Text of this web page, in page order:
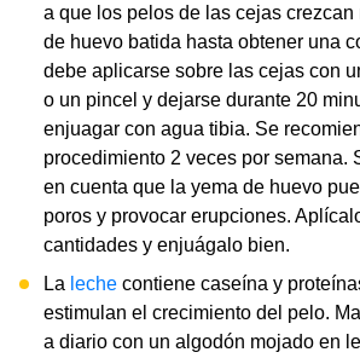
a que los pelos de las cejas crezcan
de huevo batida hasta obtener una
debe aplicarse sobre las cejas con
o un pincel y dejarse durante 20
enjuagar con agua tibia. Se
procedimiento 2 veces por semana.
en cuenta que la yema de huevo
poros y provocar erupciones.
cantidades y enjuágalo bien.
La leche contiene caseína y
estimulan el crecimiento del pelo.
a diario con un algodón mojado en